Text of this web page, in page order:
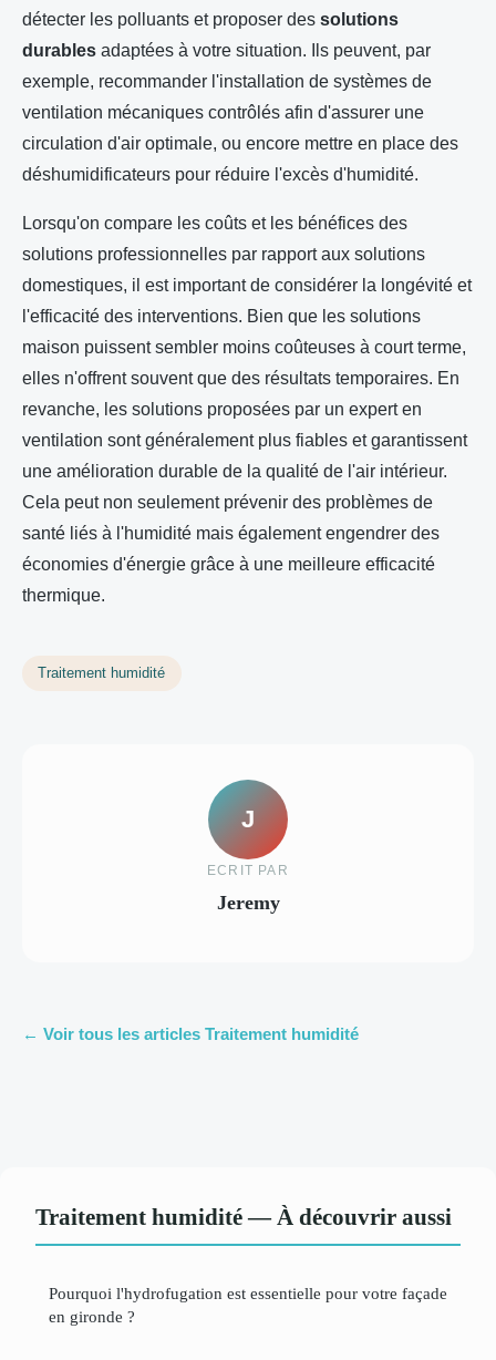
détecter les polluants et proposer des solutions
durables adaptées à votre situation. Ils peuvent, par
exemple, recommander l'installation de systèmes de
ventilation mécaniques contrôlés afin d'assurer une
circulation d'air optimale, ou encore mettre en place des
déshumidificateurs pour réduire l'excès d'humidité.
Lorsqu'on compare les coûts et les bénéfices des
solutions professionnelles par rapport aux solutions
domestiques, il est important de considérer la longévité et
l'efficacité des interventions. Bien que les solutions
maison puissent sembler moins coûteuses à court terme,
elles n'offrent souvent que des résultats temporaires. En
revanche, les solutions proposées par un expert en
ventilation sont généralement plus fiables et garantissent
une amélioration durable de la qualité de l'air intérieur.
Cela peut non seulement prévenir des problèmes de
santé liés à l'humidité mais également engendrer des
économies d'énergie grâce à une meilleure efficacité
thermique.
Traitement humidité
J
ECRIT PAR
Jeremy
← Voir tous les articles Traitement humidité
Traitement humidité — À découvrir aussi
Pourquoi l'hydrofugation est essentielle pour votre façade
en gironde ?